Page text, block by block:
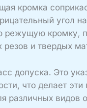
кромка
угол
режущую кромку,
резов и твердых
допуска. Это
что делает эти
различных видов